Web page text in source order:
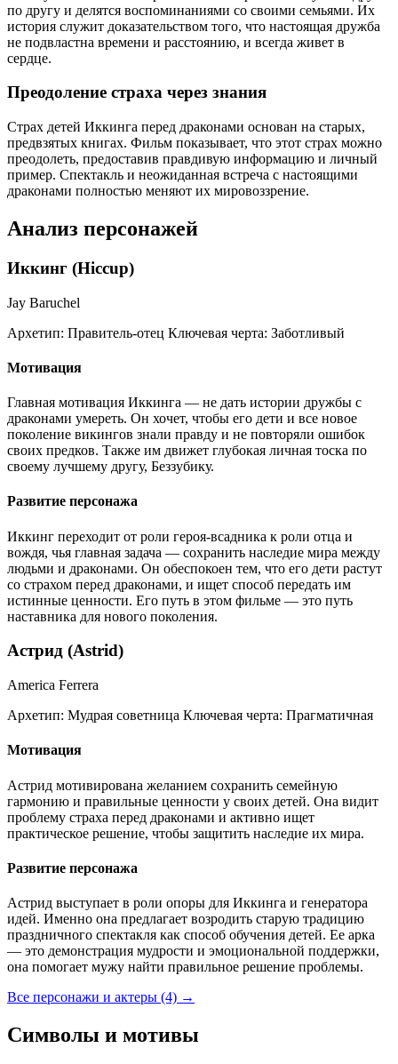
по другу и делятся воспоминаниями со своими семьями. Их
история служит доказательством того, что настоящая дружба
не подвластна времени и расстоянию, и всегда живет в
сердце.
Преодоление страха через знания
Страх детей Иккинга перед драконами основан на старых,
предвзятых книгах. Фильм показывает, что этот страх можно
преодолеть, предоставив правдивую информацию и личный
пример. Спектакль и неожиданная встреча с настоящими
драконами полностью меняют их мировоззрение.
Анализ персонажей
Иккинг (Hiccup)
Jay Baruchel
Архетип: Правитель-отец Ключевая черта: Заботливый
Мотивация
Главная мотивация Иккинга — не дать истории дружбы с
драконами умереть. Он хочет, чтобы его дети и все новое
поколение викингов знали правду и не повторяли ошибок
своих предков. Также им движет глубокая личная тоска по
своему лучшему другу, Беззубику.
Развитие персонажа
Иккинг переходит от роли героя-всадника к роли отца и
вождя, чья главная задача — сохранить наследие мира между
людьми и драконами. Он обеспокоен тем, что его дети растут
со страхом перед драконами, и ищет способ передать им
истинные ценности. Его путь в этом фильме — это путь
наставника для нового поколения.
Астрид (Astrid)
America Ferrera
Архетип: Мудрая советница Ключевая черта: Прагматичная
Мотивация
Астрид мотивирована желанием сохранить семейную
гармонию и правильные ценности у своих детей. Она видит
проблему страха перед драконами и активно ищет
практическое решение, чтобы защитить наследие их мира.
Развитие персонажа
Астрид выступает в роли опоры для Иккинга и генератора
идей. Именно она предлагает возродить старую традицию
праздничного спектакля как способ обучения детей. Ее арка
— это демонстрация мудрости и эмоциональной поддержки,
она помогает мужу найти правильное решение проблемы.
Все персонажи и актеры (4) →
Символы и мотивы